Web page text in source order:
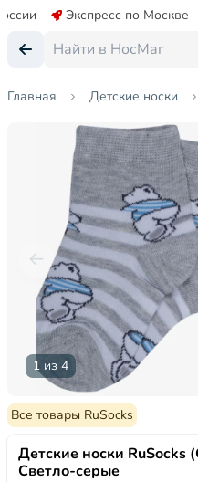
Экспресс по Москве
Главная Детские носки
1 из 4
Все товары RuSocks
Детские носки RuSocks
Светло-серые